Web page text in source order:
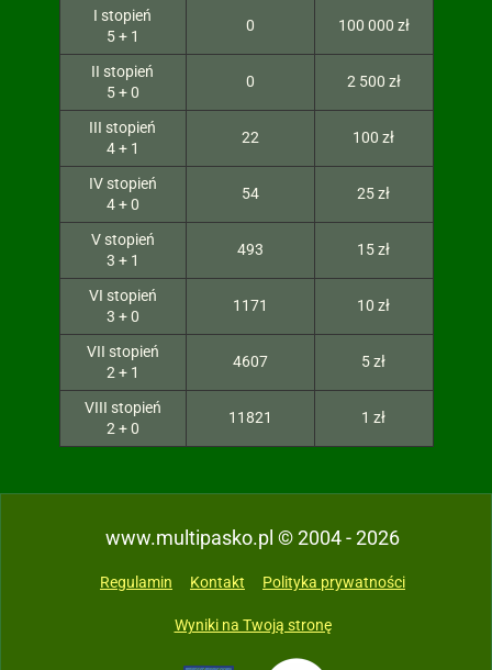
I stopień
5 + 1
0 100 000 zł
II stopień
5 + 0
0 2 500 zł
III stopień
4 + 1
22 100 zł
IV stopień
4 + 0
54 25 zł
V stopień
3 + 1
493 15 zł
VI stopień
3 + 0
1171 10 zł
VII stopień
2 + 1
4607 5 zł
VIII stopień
2 + 0
11821 1 zł
www.multipasko.pl © 2004 - 2026
Regulamin Kontakt Polityka prywatności
Wyniki na Twoją stronę